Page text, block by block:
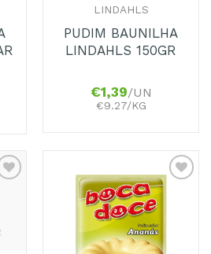
LINDAHLS
PUDIM BAUNILHA
LINDAHLS 150GR
€1,39/UN
€9.27/KG
Adicionar
Favoritos